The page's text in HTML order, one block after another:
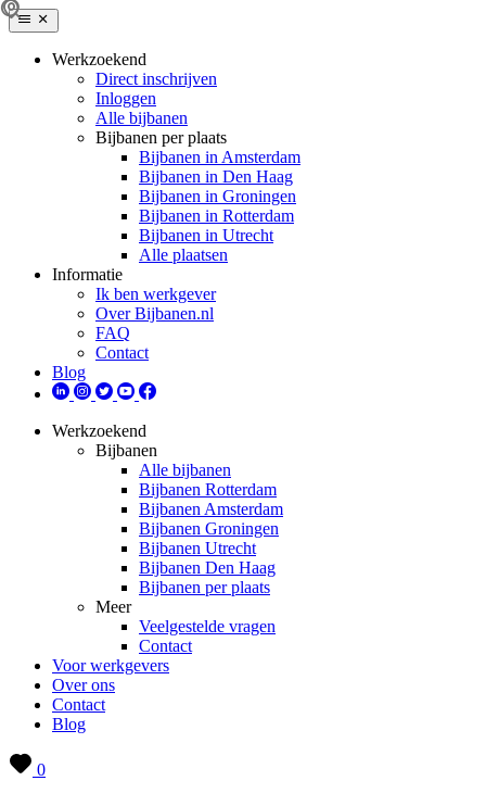
Werkzoekend
Direct inschrijven
Inloggen
Alle bijbanen
Bijbanen per plaats
Bijbanen in Amsterdam
Bijbanen in Den Haag
Bijbanen in Groningen
Bijbanen in Rotterdam
Bijbanen in Utrecht
Alle plaatsen
Informatie
Ik ben werkgever
Over Bijbanen.nl
FAQ
Contact
Blog
Werkzoekend
Bijbanen
Alle bijbanen
Bijbanen Rotterdam
Bijbanen Amsterdam
Bijbanen Groningen
Bijbanen Utrecht
Bijbanen Den Haag
Bijbanen per plaats
Meer
Veelgestelde vragen
Contact
Voor werkgevers
Over ons
Contact
Blog
0